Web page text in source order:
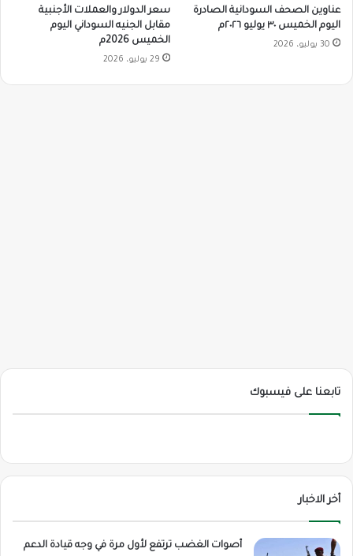
عناوين الصحف السودانية الصادرة
اليوم الخميس ٣٠ يوليو ٢٠٢٦م
30 يوليو، 2026
سعر الدولار والعملات الأجنبية
مقابل الجنيه السوداني اليوم
الخميس 2026م
29 يوليو، 2026
تابعنا على فيسبوك
أخر الاخبار
أصوات الغضب ترتفع لأول مرة في وجه قيادة الدعم